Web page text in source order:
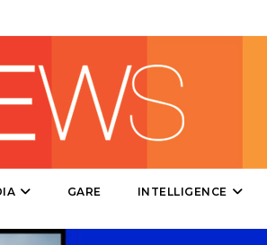
GARE INTELLIGENCE